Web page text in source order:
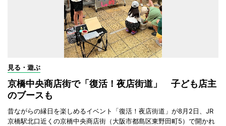
見る・遊ぶ
京橋中央商店街で「復活！夜店街道」 子ども店主
のブースも
昔ながらの縁日を楽しめるイベント「復活！夜店街道」が8月2日、JR
京橋駅北口近くの京橋中央商店街（大阪市都島区東野田町5）で開かれ